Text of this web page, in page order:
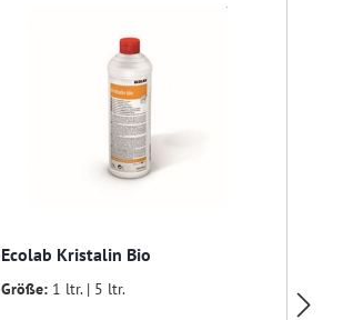
Ecolab Kristalin Bio
Größe: 1 ltr. | 5 ltr.